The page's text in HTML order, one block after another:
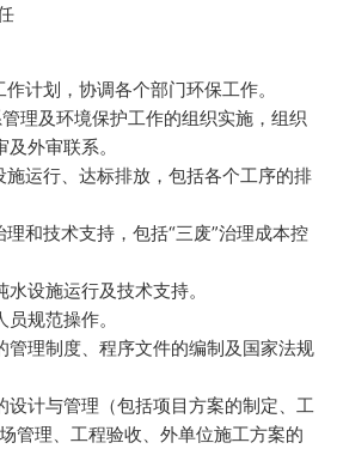
计划，协调各个部门环保工作。
理及环境保护工作的组织实施，组织
外审联系。
施运行、达标排放，包括各个工序的排
和技术支持，包括“三废”治理成本控
设施运行及技术支持。
规范操作。
管理制度、程序文件的编制及国家法规
设计与管理（包括项目方案的制定、工
管理、工程验收、外单位施工方案的